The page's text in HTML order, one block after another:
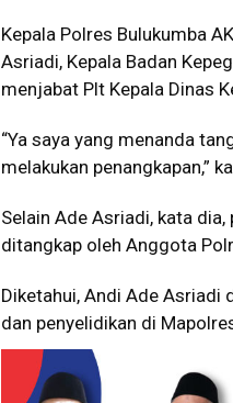
Kepala Polres Bulukumba
Asriadi, Kepala Badan
menjabat Plt Kepala Dinas
“Ya saya yang menanda
melakukan penangkapan,”
Selain Ade Asriadi, kata
ditangkap oleh Anggota
Diketahui, Andi Ade Asriadi
dan penyelidikan di